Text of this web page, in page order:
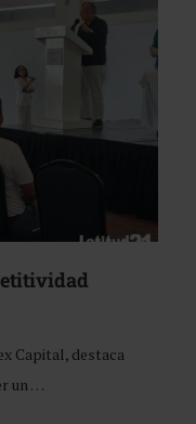
Capital, destaca
un …